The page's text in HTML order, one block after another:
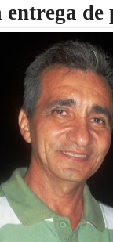
entrega